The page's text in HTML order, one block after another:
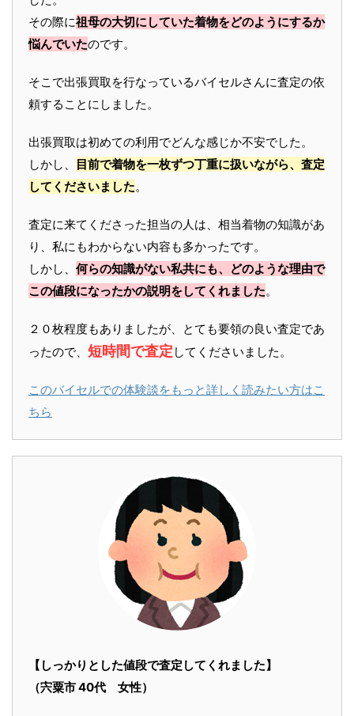
その際に祖母の大切にしていた着物をどのようにするか
悩んでいたのです。
そこで出張買取を行なっているバイセルさんに査定の依
頼することにしました。
出張買取は初めての利用でどんな感じか不安でした。
しかし、
目前で着物を一枚ずつ丁重に扱いながら、査定
してくださいました。
査定に来てくださった担当の人は、相当着物の知識があ
り、私にもわからない内容も多かったです。
しかし、 何らの知識がない私共にも、どのような理由で
この値段になったかの説明をしてくれました。
２０枚程度もありましたが、とても要領の良い査定であ
ったので、 短時間で査定 してくださいました。
このバイセルでの体験談をもっと詳しく読みたい方はこ
ちら
【しっかりとした値段で査定してくれました】
（宍粟市 40代 女性）